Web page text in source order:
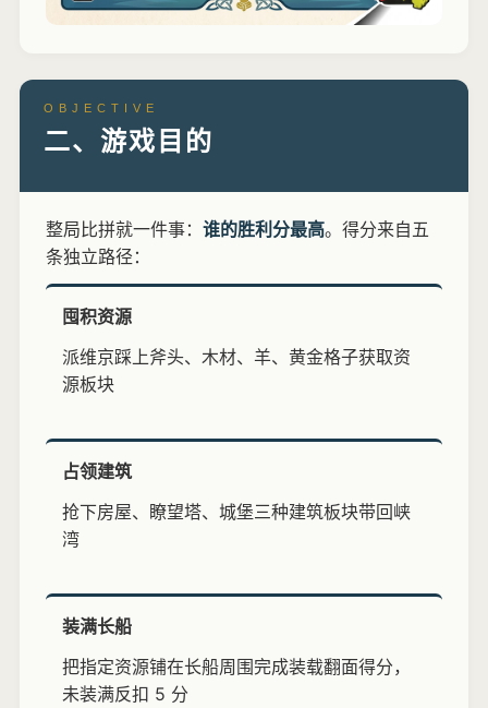
OBJECTIVE
二、游戏目的
整局比拼就一件事： 谁的胜利分最高。得分来自五
条独立路径：
囤积资源
派维京踩上斧头、木材、羊、黄金格子获取资
源板块
占领建筑
抢下房屋、瞭望塔、城堡三种建筑板块带回峡
湾
装满长船
把指定资源铺在长船周围完成装载翻面得分，
未装满反扣 5 分